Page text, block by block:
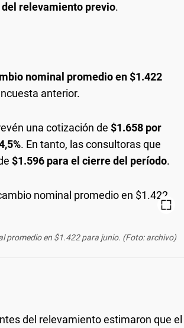
relevamiento previo.
nominal promedio en $1.422
anterior.
una cotización de $1.658 por
. En tanto, las consultoras que
$1.596 para el cierre del período.
promedio en $1.422 para junio. (Foto: archivo)
del relevamiento estimaron que el